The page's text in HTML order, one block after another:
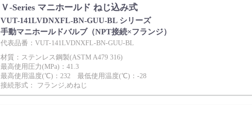
Ｖ-Series マニホールド ねじ込み式
VUT-141LVDNXFL-BN-GUU-BL シリーズ
手動マニホールドバルブ（NPT接続×フランジ）
代表品番：VUT-141LVDNXFL-BN-GUU-BL
材質：ステンレス鋼製(ASTM A479 316)
最高使用圧力(MPa)：41.3
最高使用温度(℃)：232 最低使用温度(℃)：-28
接続形式： フランジ,めねじ